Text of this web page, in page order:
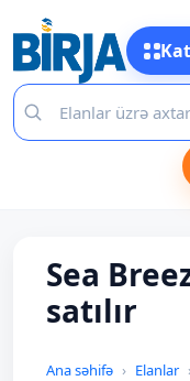
Sea
satılır
Ana səhifə Elanlar